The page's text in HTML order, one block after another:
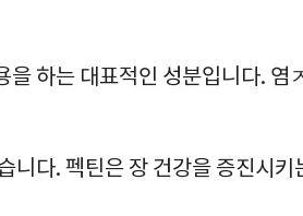
을 하는 대표적인 성분입니다.
니다. 펙틴은 장 건강을 증진시